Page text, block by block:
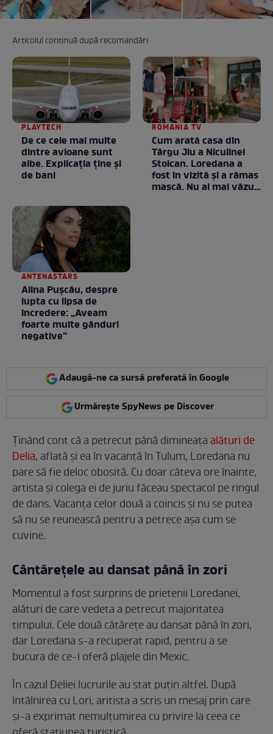
Articolul continuă după recomandări
PLAYTECH
De ce cele mai multe
dintre avioane sunt
albe. Explicația ține și
de bani
ROMANIA TV
Cum arată casa din
Târgu Jiu a Niculinei
Stoican. Loredana a
fost în vizită și a rămas
mască. Nu ai mai văzut
ANTENASTARS
Alina Pușcău, despre
lupta cu lipsa de
încredere: „Aveam
foarte multe gânduri
negative”
Adaugă-ne ca sursă preferată în Google
Urmărește SpyNews pe Discover
Ținând cont că a petrecut până dimineațaalături de
Delia, aflată și ea în vacanță în Tulum, Loredana nu
pare să fie deloc obosită. Cu doar câteva ore înainte,
artista și colega ei de juriu făceau spectacol pe ringul
de dans. Vacanța celor două a coincis și nu se putea
să nu se reunească pentru a petrece așa cum se
cuvine.
Cântărețele au dansat până în zori
Momentul a fost surprins de prietenii Loredanei,
alături de care vedeta a petrecut majoritatea
timpului. Cele două câtărețe au dansat până în zori,
dar Loredana s-a recuperat rapid, pentru a se
bucura de ce-i oferă plajele din Mexic.
În cazul Deliei lucrurile au stat puțin altfel. După
întâlnirea cu Lori, aritista a scris un mesaj prin care
și-a exprimat nemulțumirea cu privire la ceea ce